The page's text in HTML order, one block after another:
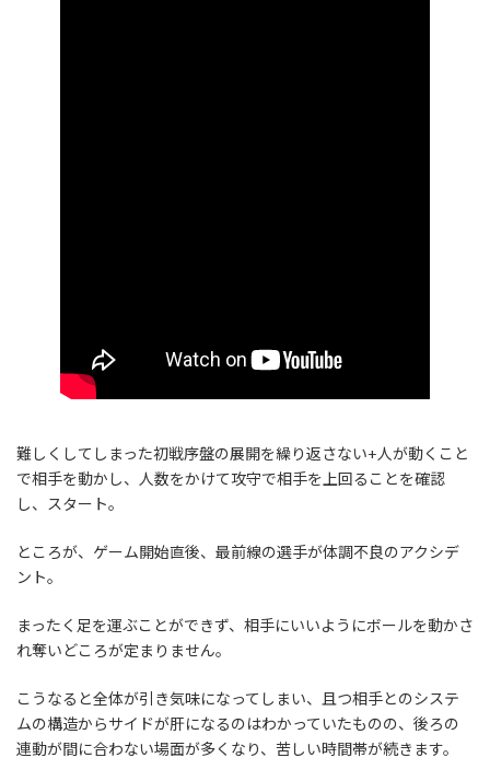
難しくしてしまった初戦序盤の展開を繰り返さない+人が動くこと
で相手を動かし、人数をかけて攻守で相手を上回ることを確認
し、スタート。
ところが、ゲーム開始直後、最前線の選手が体調不良のアクシデ
ント。
まったく足を運ぶことができず、相手にいいようにボールを動かさ
れ奪いどころが定まりません。
こうなると全体が引き気味になってしまい、且つ相手とのシステ
ムの構造からサイドが肝になるのはわかっていたものの、後ろの
連動が間に合わない場面が多くなり、苦しい時間帯が続きます。